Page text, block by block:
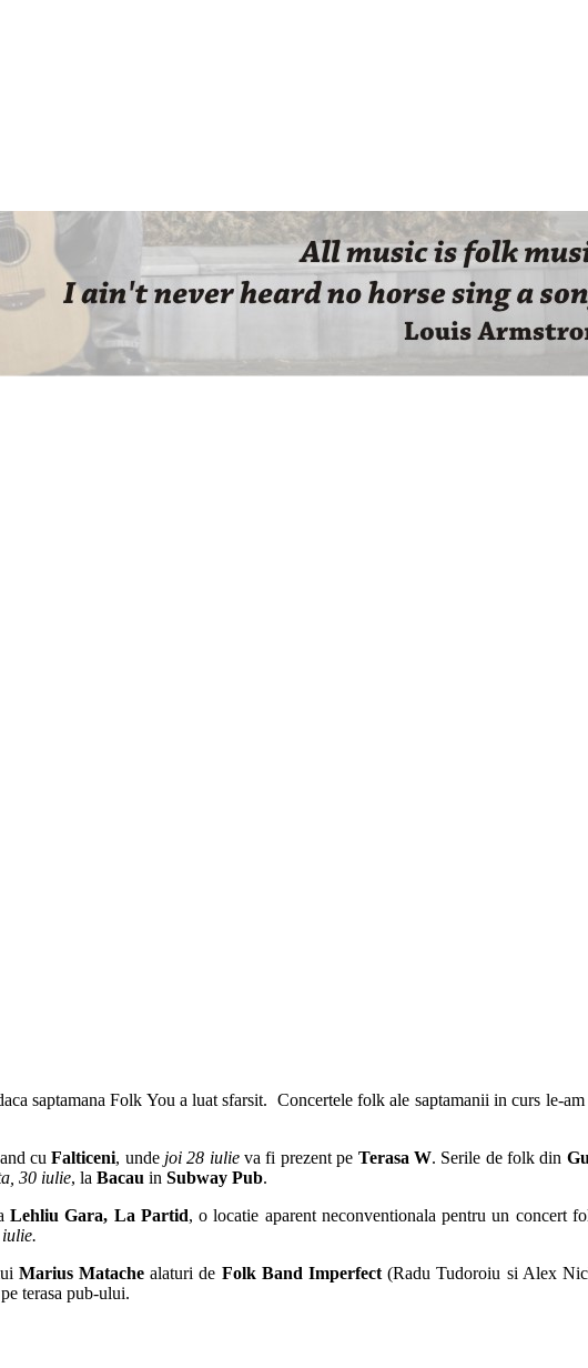
saptamana Folk You a luat sfarsit. Concertele folk ale saptamanii in curs le-
cuFalticeni, undejoi 28 iulieva fi prezent pe Terasa W. Serile de folk din
30 iulie, la Bacau in Subway Pub.
Lehliu Gara, La Partid, o locatie aparent neconventionala pentru un concert
Marius Matache alaturi de Folk Band Imperfect (Radu Tudoroiu si Alex
terasa pub-ului.